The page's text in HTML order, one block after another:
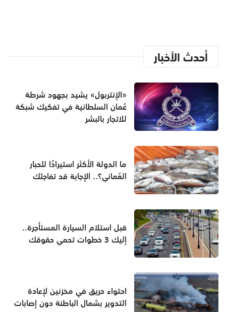
أحدث الأخبار
«الإنتربول» يشيد بجهود شرطة
عُمان السلطانية في تفكيك شبكة
للاتجار بالبشر
ما الدولة الأكثر استيرادًا للحبار
العُماني؟.. الإجابة قد تفاجئك
قبل استلام السيارة المستأجرة..
إليك 3 خطوات تحمي حقوقك
احتواء حريق في مخزنين لإعادة
التدوير بشمال الباطنة دون إصابات